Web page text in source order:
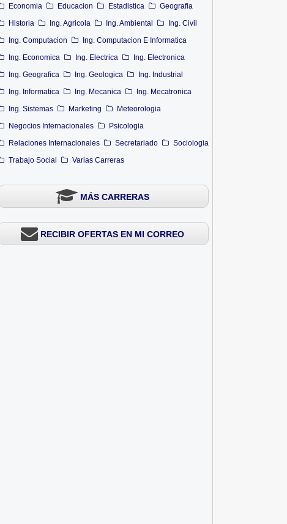
Economia
Educacion Estadistica
Geografia
Historia
Ing. Agricola Ing. Ambiental
Ing. Civil
Ing. Computacion
Ing. Computacion E Informatica
Ing. Economica
Ing. Electrica
Ing. Electronica
Ing. Geografica
Ing. Geologica
Ing. Industrial
Ing. Informatica
Ing. Mecanica
Ing. Mecatronica
Ing. Sistemas
Marketing
Meteorologia
Negocios Internacionales
Psicologia
Relaciones Internacionales
Secretariado
Sociologia
Trabajo Social
Varias Carreras
MÁS CARRERAS
RECIBIR OFERTAS EN MI CORREO